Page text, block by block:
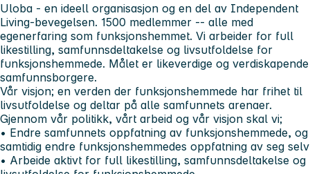
Uloba - en ideell organisasjon og en del av Independent
Living-bevegelsen. 1500 medlemmer -- alle med
egenerfaring som funksjonshemmet. Vi arbeider for full
likestilling, samfunnsdeltakelse og livsutfoldelse for
funksjonshemmede. Målet er likeverdige og verdiskapende
samfunnsborgere.
Vår visjon; en verden der funksjonshemmede har frihet til
livsutfoldelse og deltar på alle samfunnets arenaer.
Gjennom vår politikk, vårt arbeid og vår visjon skal vi;
• Endre samfunnets oppfatning av funksjonshemmede, og
samtidig endre funksjonshemmedes oppfatning av seg selv
• Arbeide aktivt for full likestilling, samfunnsdeltakelse og